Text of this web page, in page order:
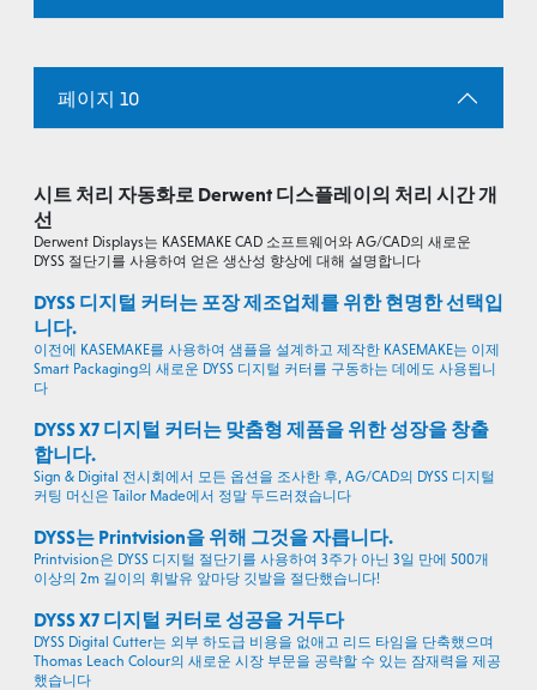
페이지 10
시트 처리 자동화로 Derwent 디스플레이의 처리 시간 개
선
Derwent Displays는 KASEMAKE CAD 소프트웨어와 AG/CAD의 새로운
DYSS 절단기를 사용하여 얻은 생산성 향상에 대해 설명합니다
DYSS 디지털 커터는 포장 제조업체를 위한 현명한 선택입
니다.
이전에 KASEMAKE를 사용하여 샘플을 설계하고 제작한 KASEMAKE는 이제
Smart Packaging의 새로운 DYSS 디지털 커터를 구동하는 데에도 사용됩니
다
DYSS X7 디지털 커터는 맞춤형 제품을 위한 성장을 창출
합니다.
Sign & Digital 전시회에서 모든 옵션을 조사한 후, AG/CAD의 DYSS 디지털
커팅 머신은 Tailor Made에서 정말 두드러졌습니다
DYSS는 Printvision을 위해 그것을 자릅니다.
Printvision은 DYSS 디지털 절단기를 사용하여 3주가 아닌 3일 만에 500개
이상의 2m 길이의 휘발유 앞마당 깃발을 절단했습니다!
DYSS X7 디지털 커터로 성공을 거두다
DYSS Digital Cutter는 외부 하도급 비용을 없애고 리드 타임을 단축했으며
Thomas Leach Colour의 새로운 시장 부문을 공략할 수 있는 잠재력을 제공
했습니다